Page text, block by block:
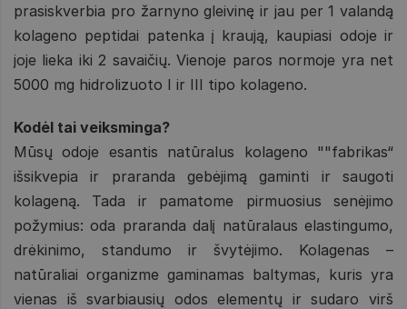
prasiskverbia pro žarnyno gleivinę ir jau per 1 valandą
kolageno peptidai patenka į kraują, kaupiasi odoje ir
joje lieka iki 2 savaičių. Vienoje paros normoje yra net
5000 mg hidrolizuoto I ir III tipo kolageno.
Kodėl tai veiksminga?
Mūsų odoje esantis natūralus kolageno ""fabrikas“
išsikvepia ir praranda gebėjimą gaminti ir saugoti
kolageną. Tada ir pamatome pirmuosius senėjimo
požymius: oda praranda dalį natūralaus elastingumo,
drėkinimo, standumo ir švytėjimo. Kolagenas –
natūraliai organizme gaminamas baltymas, kuris yra
vienas iš svarbiausių odos elementų ir sudaro virš